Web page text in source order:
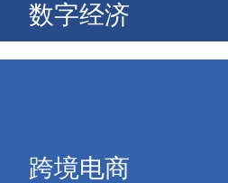
数字经济
跨境电商